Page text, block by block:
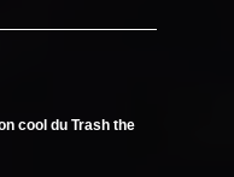
cool du Trash the